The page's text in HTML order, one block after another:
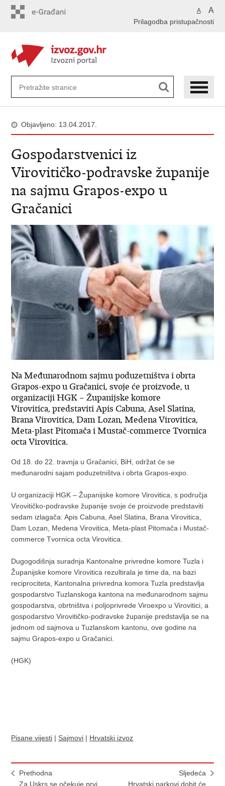
A A
Prilagodba pristupačnosti
Objavljeno: 13.04.2017.
Gospodarstvenici iz
Virovitičko-podravske županije
na sajmu Grapos-expo u
Gračanici
Na Međunarodnom sajmu poduzetništva i obrta
Grapos-expo u Gračanici, svoje će proizvode, u
organizaciji HGK – Županijske komore
Virovitica, predstaviti Apis Cabuna, Asel Slatina,
Brana Virovitica, Dam Lozan, Medena Virovitica,
Meta-plast Pitomača i Mustač-commerce Tvornica
octa Virovitica.
Od 18. do 22. travnja u Gračanici, BiH, održat će se
međunarodni sajam poduzetništva i obrta Grapos-expo.
U organizaciji HGK – Županijske komore Virovitica, s područja
Virovitičko-podravske županije svoje će proizvode predstaviti
sedam izlagača: Apis Cabuna, Asel Slatina, Brana Virovitica,
Dam Lozan, Medena Virovitica, Meta-plast Pitomača i Mustač-
commerce Tvornica octa Virovitica.
Dugogodišnja suradnja Kantonalne privredne komore Tuzla i
Županijske komore Virovitica rezultirala je time da, na bazi
reciprociteta, Kantonalna privredna komora Tuzla predstavlja
gospodarstvo Tuzlanskoga kantona na međunarodnom sajmu
gospodarstva, obrtništva i poljoprivrede Viroexpo u Virovitici, a
gospodarstvo Virovitičko-podravske županije predstavlja se na
jednom od sajmova u Tuzlanskom kantonu, ove godine na
sajmu Grapos-expo u Gračanici.
(HGK)
Pisane vijesti | Sajmovi | Hrvatski izvoz
Prethodna
Za Uskrs se očekuje prvi
Sljedeća
Hrvatski parkovi dobit će